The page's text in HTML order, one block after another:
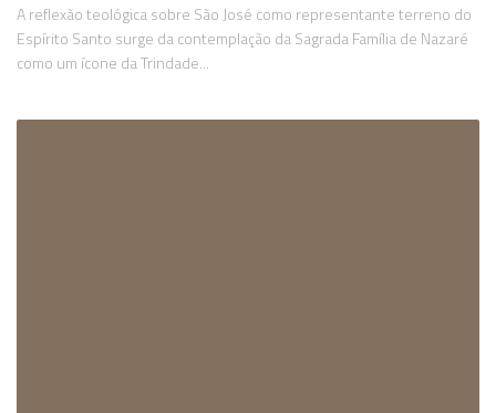
A reflexão teológica sobre São José como representante terreno do
Espírito Santo surge da contemplação da Sagrada Família de Nazaré
como um ícone da Trindade...